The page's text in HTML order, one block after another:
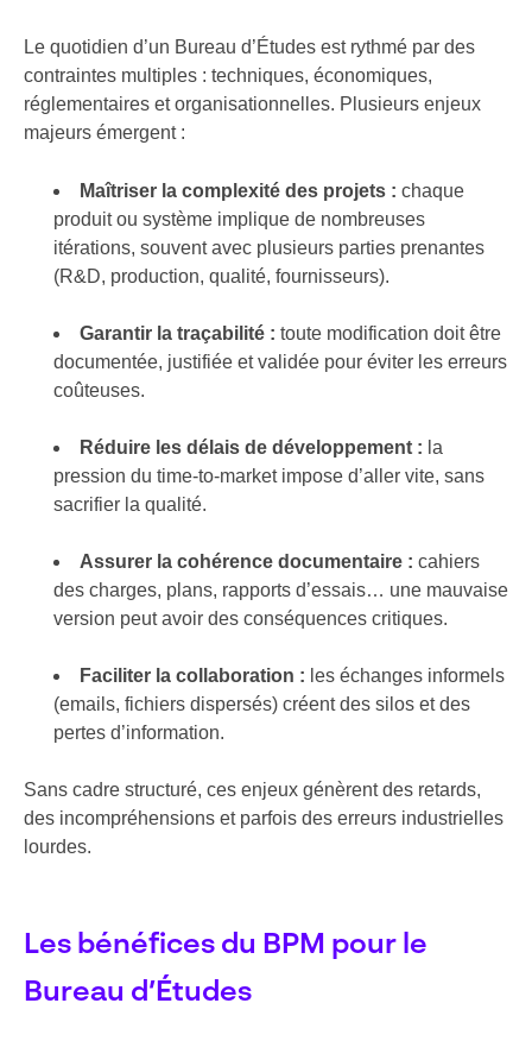
Le quotidien d’un Bureau d’Études est rythmé par des
contraintes multiples : techniques, économiques,
réglementaires et organisationnelles. Plusieurs enjeux
majeurs émergent :
Maîtriser la complexité des projets : chaque
produit ou système implique de nombreuses
itérations, souvent avec plusieurs parties prenantes
(R&D, production, qualité, fournisseurs).
Garantir la traçabilité : toute modification doit être
documentée, justifiée et validée pour éviter les erreurs
coûteuses.
Réduire les délais de développement : la
pression du time-to-market impose d’aller vite, sans
sacrifier la qualité.
Assurer la cohérence documentaire : cahiers
des charges, plans, rapports d’essais… une mauvaise
version peut avoir des conséquences critiques.
Faciliter la collaboration : les échanges informels
(emails, fichiers dispersés) créent des silos et des
pertes d’information.
Sans cadre structuré, ces enjeux génèrent des retards,
des incompréhensions et parfois des erreurs industrielles
lourdes.
Les bénéfices du BPM pour le
Bureau d’Études